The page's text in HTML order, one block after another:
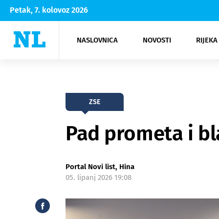
Petak, 7. kolovoz 2026
NASLOVNICA NOVOSTI
Rijeka Opatija
NK
Moda
Kultura
ZSE
Pad prometa i
Portal Novi list, Hina
05. lipanj 2026 19:08